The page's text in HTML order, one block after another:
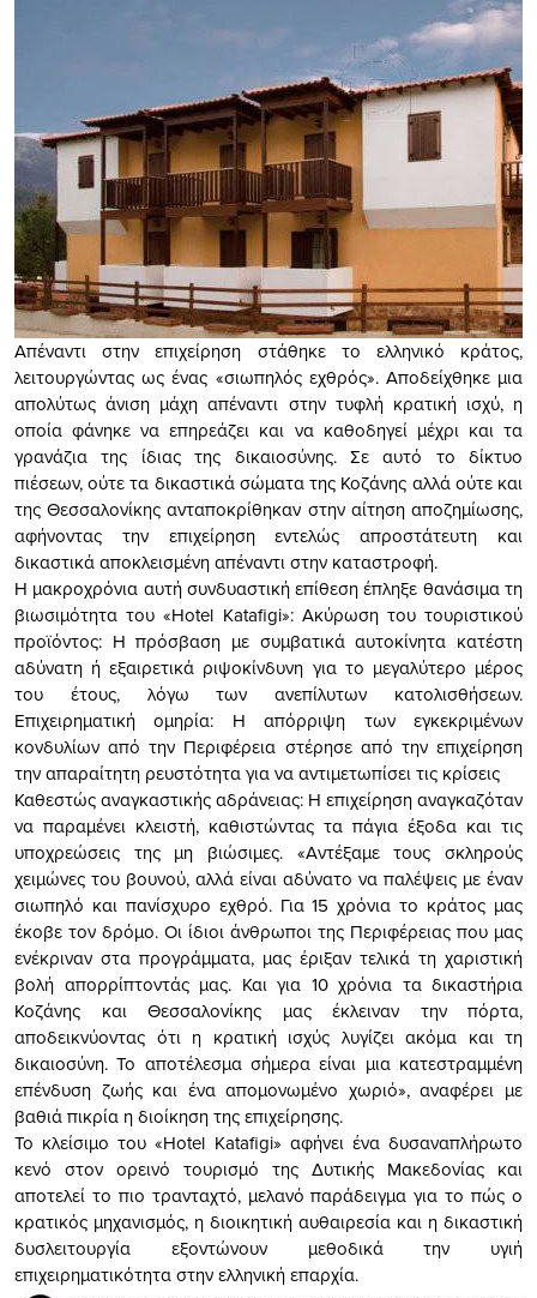
Απέναντι στην επιχείρηση στάθηκε το ελληνικό κράτος,
λειτουργώντας ως ένας «σιωπηλός εχθρός». Αποδείχθηκε μια
απολύτως άνιση μάχη απέναντι στην τυφλή κρατική ισχύ, η
οποία φάνηκε να επηρεάζει και να καθοδηγεί μέχρι και τα
γρανάζια της ίδιας της δικαιοσύνης. Σε αυτό το δίκτυο
πιέσεων, ούτε τα δικαστικά σώματα της Κοζάνης αλλά ούτε και
της Θεσσαλονίκης ανταποκρίθηκαν στην αίτηση αποζημίωσης,
αφήνοντας την επιχείρηση εντελώς απροστάτευτη και
δικαστικά αποκλεισμένη απέναντι στην καταστροφή.
Η μακροχρόνια αυτή συνδυαστική επίθεση έπληξε θανάσιμα τη
βιωσιμότητα του «Hotel Katafigi»: Ακύρωση του τουριστικού
προϊόντος: Η πρόσβαση με συμβατικά αυτοκίνητα κατέστη
αδύνατη ή εξαιρετικά ριψοκίνδυνη για το μεγαλύτερο μέρος
του έτους, λόγω των ανεπίλυτων κατολισθήσεων.
Επιχειρηματική ομηρία: Η απόρριψη των εγκεκριμένων
κονδυλίων από την Περιφέρεια στέρησε από την επιχείρηση
την απαραίτητη ρευστότητα για να αντιμετωπίσει τις κρίσεις
Καθεστώς αναγκαστικής αδράνειας: Η επιχείρηση αναγκαζόταν
να παραμένει κλειστή, καθιστώντας τα πάγια έξοδα και τις
υποχρεώσεις της μη βιώσιμες. «Αντέξαμε τους σκληρούς
χειμώνες του βουνού, αλλά είναι αδύνατο να παλέψεις με έναν
σιωπηλό και πανίσχυρο εχθρό. Για 15 χρόνια το κράτος μας
έκοβε τον δρόμο. Οι ίδιοι άνθρωποι της Περιφέρειας που μας
ενέκριναν στα προγράμματα, μας έριξαν τελικά τη χαριστική
βολή απορρίπτοντάς μας. Και για 10 χρόνια τα δικαστήρια
Κοζάνης και Θεσσαλονίκης μας έκλειναν την πόρτα,
αποδεικνύοντας ότι η κρατική ισχύς λυγίζει ακόμα και τη
δικαιοσύνη. Το αποτέλεσμα σήμερα είναι μια κατεστραμμένη
επένδυση ζωής και ένα απομονωμένο χωριό», αναφέρει με
βαθιά πικρία η διοίκηση της επιχείρησης.
Το κλείσιμο του «Hotel Katafigi» αφήνει ένα δυσαναπλήρωτο
κενό στον ορεινό τουρισμό της Δυτικής Μακεδονίας και
αποτελεί το πιο τρανταχτό, μελανό παράδειγμα για το πώς ο
κρατικός μηχανισμός, η διοικητική αυθαιρεσία και η δικαστική
δυσλειτουργία εξοντώνουν μεθοδικά την υγιή
επιχειρηματικότητα στην ελληνική επαρχία.